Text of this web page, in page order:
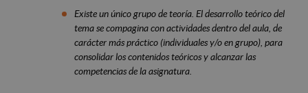
Existe un único grupo de teoría. El desarrollo teórico del
tema se compagina con actividades dentro del aula, de
carácter más práctico (individuales y/o en grupo), para
consolidar los contenidos teóricos y alcanzar las
competencias de la asignatura.